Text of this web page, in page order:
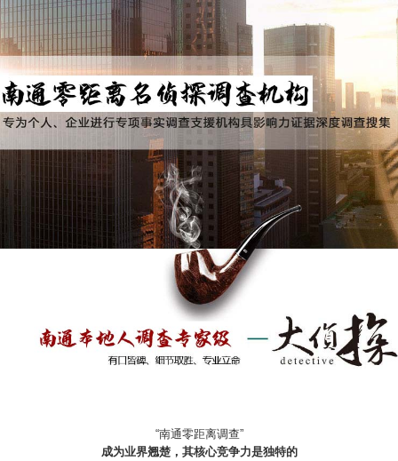
“南通零距离调查”
成为业界翘楚，其核心竞争力是独特的